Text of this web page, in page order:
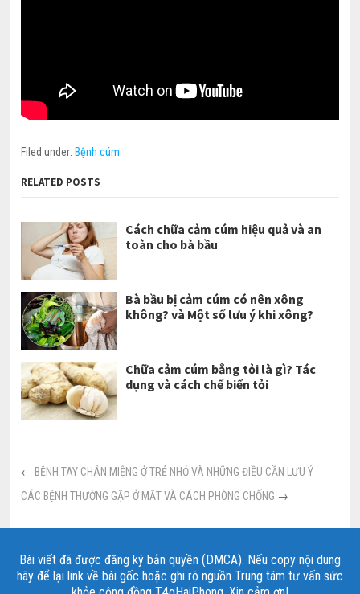
Filed under: Bệnh cúm
RELATED POSTS
Cách chữa cảm cúm hiệu quả và an
toàn cho bà bầu
Bà bầu bị cảm cúm có nên xông
không? và Một số lưu ý khi xông?
Chữa cảm cúm bằng tỏi là gì? Tác
dụng và cách chế biến tỏi
← BỆNH TAY CHÂN MIỆNG Ở TRẺ NHỎ VÀ NHỮNG ĐIỀU CẦN LƯU Ý
CÁC BỆNH THƯỜNG GẶP Ở MẮT VÀ CÁCH PHÒNG CHỐNG →
Bài viết đã được đăng ký bản quyền (DMCA). Nếu copy nội dung
hãy để lại link về bài gốc hoặc ghi rõ nguồn Trung tâm tư vấn sức